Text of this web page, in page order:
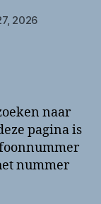
2026
naar
pagina is
nummer